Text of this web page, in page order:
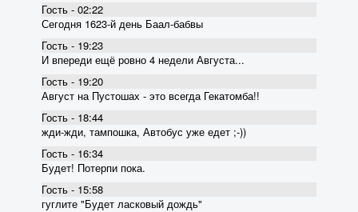
Гость - 02:22
Сегодня 1623-й день Баал-бабвы
Гость - 19:23
И впереди ещё ровно 4 недели Августа...
Гость - 19:20
Август на Пустошах - это всегда Гекатомба!!
Гость - 18:44
жди-жди, тампошка, Автобус уже едет ;-))
Гость - 16:34
Будет! Потерпи пока.
Гость - 15:58
гуглите "Будет ласковый дождь"